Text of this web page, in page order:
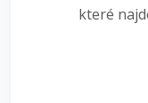
které